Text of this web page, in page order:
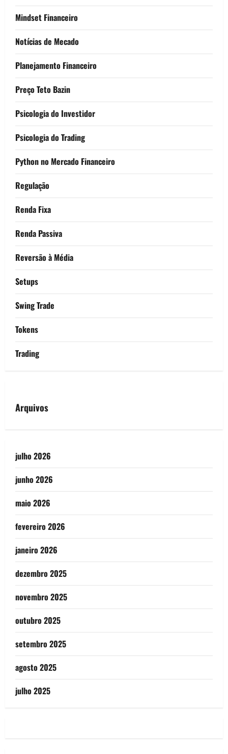
Mindset Financeiro
Notícias de Mecado
Planejamento Financeiro
Preço Teto Bazin
Psicologia do Investidor
Psicologia do Trading
Python no Mercado Financeiro
Regulação
Renda Fixa
Renda Passiva
Reversão à Média
Setups
Swing Trade
Tokens
Trading
Arquivos
julho 2026
junho 2026
maio 2026
fevereiro 2026
janeiro 2026
dezembro 2025
novembro 2025
outubro 2025
setembro 2025
agosto 2025
julho 2025